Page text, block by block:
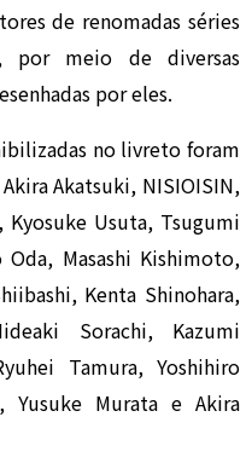
de renomadas séries
por meio de diversas
por eles.
no livreto foram
Akatsuki, NISIOISIN,
Kyosuke Usuta, Tsugumi
Masashi Kishimoto,
Kenta Shinohara,
Sorachi, Kazumi
Tamura, Yoshihiro
Yusuke Murata e Akira